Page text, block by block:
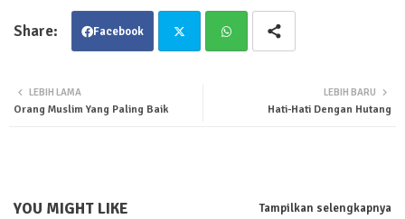
Facebook
LEBIH BARU
Hati-Hati Dengan Hutang
LEBIH LAMA
Orang Muslim Yang Paling Baik
YOU MIGHT LIKE Tampilkan selengkapnya